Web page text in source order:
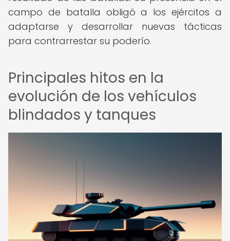
campo de batalla obligó a los ejércitos a
adaptarse y desarrollar nuevas tácticas
para contrarrestar su poderío.
Principales hitos en la
evolución de los vehículos
blindados y tanques